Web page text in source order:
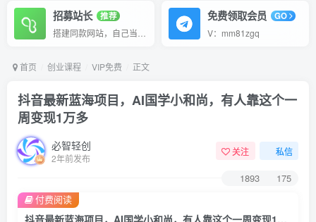
招募站长
推荐
免费领取会员
GO
V：mm81zgq
首页 创业课程 VIP免费 正文
抖音最新蓝海项目，AI国学小和尚，有人靠这个一
周变现1万多
必智轻创
2年前发布
关注 私信
1893 175
抖音最新蓝海项目，AI国学小和尚，有人靠这个一周变现1万多
付费阅读